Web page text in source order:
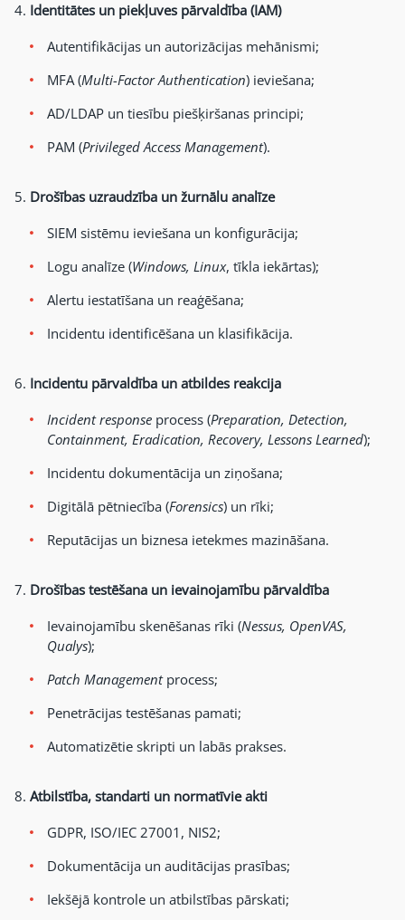
Identitātes un piekļuves pārvaldība (IAM)
Autentifikācijas un autorizācijas mehānismi;
MFA (Multi-Factor Authentication) ieviešana;
AD/LDAP un tiesību piešķiršanas principi;
PAM (Privileged Access Management).
Drošības uzraudzība un žurnālu analīze
SIEM sistēmu ieviešana un konfigurācija;
Logu analīze (Windows, Linux, tīkla iekārtas);
Alertu iestatīšana un reaģēšana;
Incidentu identificēšana un klasifikācija.
Incidentu pārvaldība un atbildes reakcija
Incident response process (Preparation, Detection,
Containment, Eradication, Recovery, Lessons Learned);
Incidentu dokumentācija un ziņošana;
Digitālā pētniecība (Forensics) un rīki;
Reputācijas un biznesa ietekmes mazināšana.
Drošības testēšana un ievainojamību pārvaldība
Ievainojamību skenēšanas rīki (Nessus, OpenVAS,
Qualys);
Patch Managementprocess;
Penetrācijas testēšanas pamati;
Automatizētie skripti un labās prakses.
Atbilstība, standarti un normatīvie akti
GDPR, ISO/IEC 27001, NIS2;
Dokumentācija un auditācijas prasības;
Iekšējā kontrole un atbilstības pārskati;